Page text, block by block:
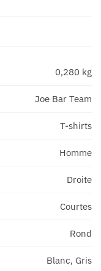
0,280 kg
Joe Bar Team
T-shirts
Homme
Droite
Courtes
Rond
Blanc, Gris